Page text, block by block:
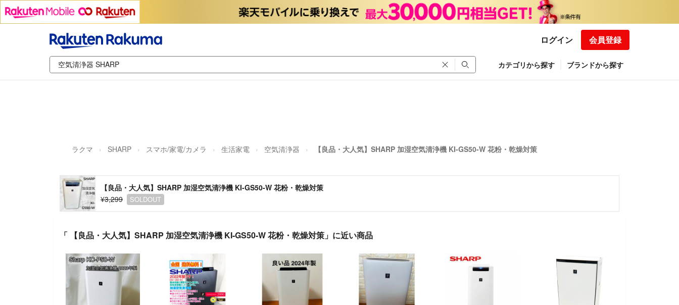
ログイン 会員登録
カテゴリから探す ブランドから探す
ラクマ SHARP スマホ/家電/カメラ 生活家電 空気清浄器 【良品・大人気】SHARP 加湿空気清浄機 KI-GS50-W 花粉・乾燥対策
【良品・大人気】SHARP 加湿空気清浄機 KI-GS50-W 花粉・乾燥対策
¥3,299
SOLDOUT
「 【良品・大人気】SHARP 加湿空気清浄機 KI-GS50-W 花粉・乾燥対策」に近い商品